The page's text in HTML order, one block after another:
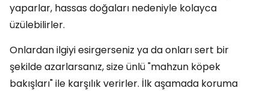
yaparlar, hassas doğaları nedeniyle kolayca
üzülebilirler.
Onlardan ilgiyi esirgerseniz ya da onları sert bir
şekilde azarlarsanız, size ünlü "mahzun köpek
bakışları" ile karşılık verirler. İlk aşamada koruma